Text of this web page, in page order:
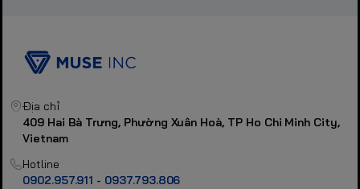
Địa chỉ
409 Hai Bà Trưng, Phường Xuân Hoà, TP Ho Chi Minh City,
Vietnam
Hotline
0902.957.911 - 0937.793.806